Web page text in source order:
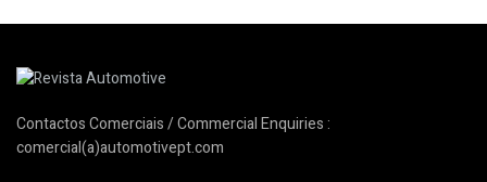
Contactos Comerciais / Commercial Enquiries :
comercial(a)automotivept.com